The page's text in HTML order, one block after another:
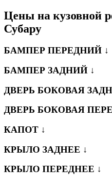
Цены на кузовной
Субару
БАМПЕР ПЕРЕДНИЙ ↓
БАМПЕР ЗАДНИЙ ↓
ДВЕРЬ БОКОВАЯ
ДВЕРЬ БОКОВАЯ
КАПОТ ↓
КРЫЛО ЗАДНЕЕ ↓
КРЫЛО ПЕРЕДНЕЕ ↓